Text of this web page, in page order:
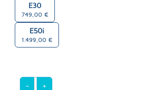
E30
749,00 €
E50i
1.499,00 €
- +